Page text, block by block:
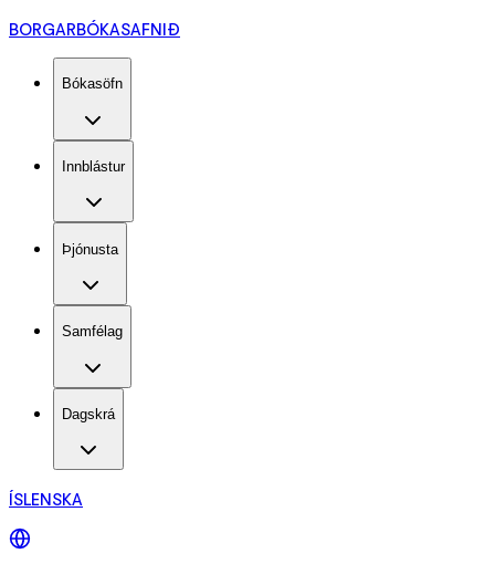
BORGARBÓKASAFNIÐ
Bókasöfn
Innblástur
Þjónusta
Samfélag
Dagskrá
ÍSLENSKA